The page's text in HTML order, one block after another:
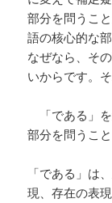
部分を問うこ
語の核心的な
なぜなら、そ
いからです。
「である」
部分を問うこ
「である」は
現、存在の表